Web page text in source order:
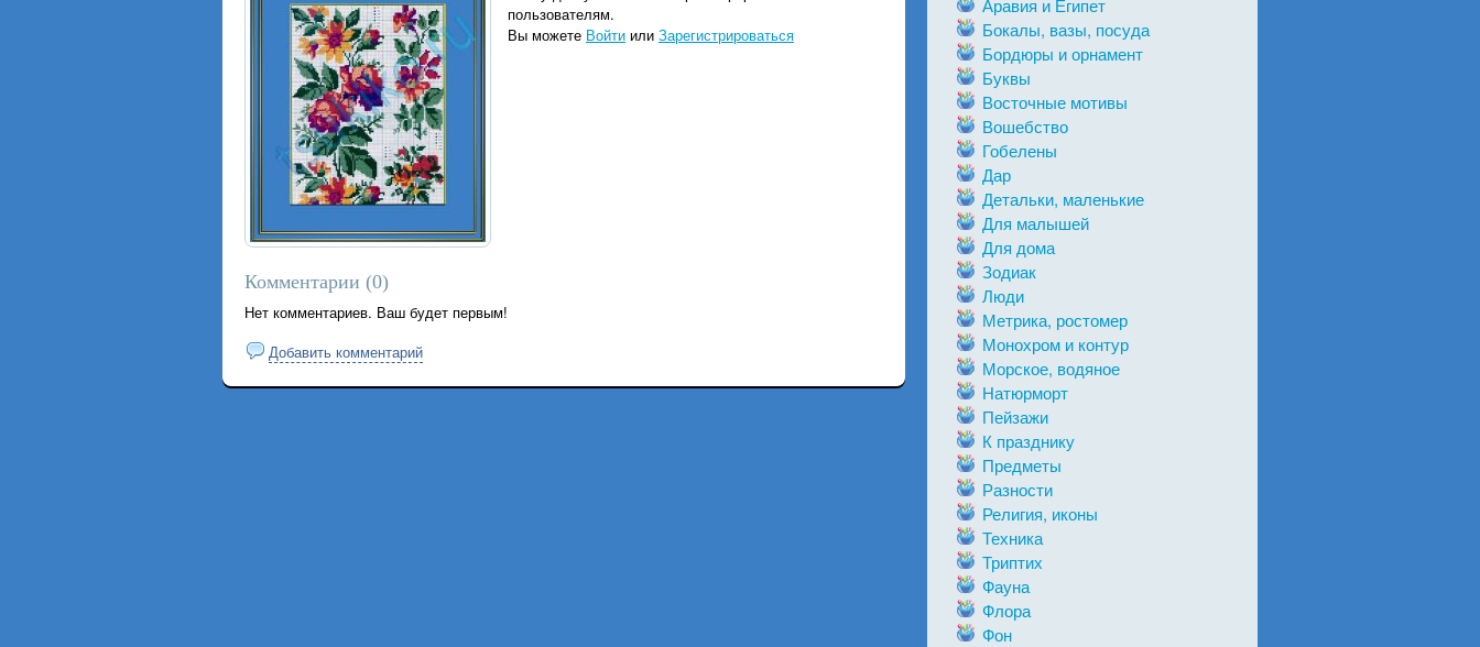
пользователям.
Вы можете Войти или Зарегистрироваться
Комментарии (0)
Нет комментариев. Ваш будет первым!
Добавить комментарий
Аравия и Египет
Бокалы, вазы, посуда
Бордюры и орнамент
Буквы
Восточные мотивы
Вошебство
Гобелены
Дар
Детальки, маленькие
Для малышей
Для дома
Зодиак
Люди
Метрика, ростомер
Монохром и контур
Морское, водяное
Натюрморт
Пейзажи
К празднику
Предметы
Разности
Религия, иконы
Техника
Триптих
Фауна
Флора
Фон